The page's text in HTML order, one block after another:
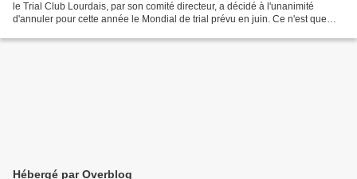
le Trial Club Lourdais, par son comité directeur, a décidé à l'unanimité
d'annuler pour cette année le Mondial de trial prévu en juin. Ce n'est que
Hébergé par Overblog